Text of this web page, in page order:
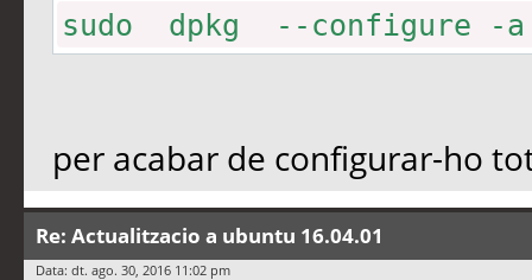
sudo dpkg --configure -a
per acabar de configurar-ho
Re: Actualitzacio a ubuntu 16.04.01
Data: dt. ago. 30, 2016 11:02 pm